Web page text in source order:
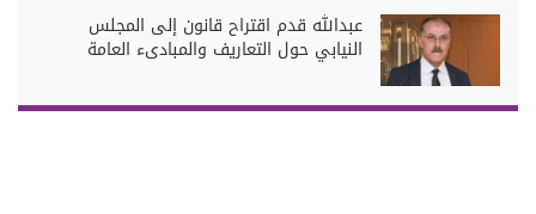
عبدالله قدم اقتراح قانون إلى المجلس
النيابي حول التعاريف والمبادىء العامة